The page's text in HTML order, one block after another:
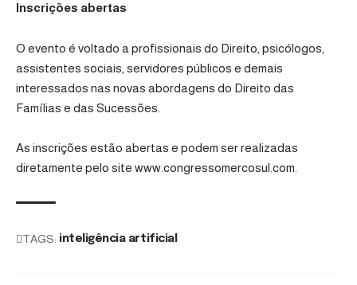
Inscrições abertas
O evento é voltado a profissionais do Direito, psicólogos,
assistentes sociais, servidores públicos e demais
interessados nas novas abordagens do Direito das
Famílias e das Sucessões.
As inscrições estão abertas e podem ser realizadas
diretamente pelo site www.congressomercosul.com
TAGS: inteligência artificial